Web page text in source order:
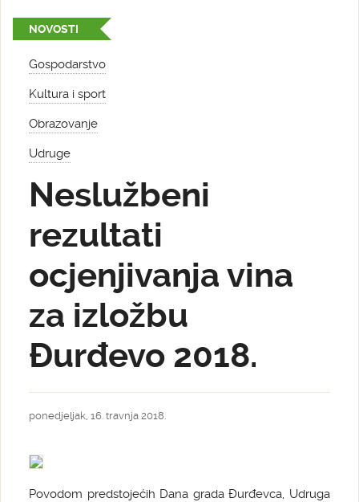
NOVOSTI
Gospodarstvo
Kultura i sport
Obrazovanje
Udruge
Neslužbeni
rezultati
ocjenjivanja vina
za izložbu
Đurđevo 2018.
ponedjeljak, 16. travnja 2018.
Povodom predstojećih Dana grada Đurđevca, Udruga